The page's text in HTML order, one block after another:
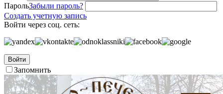
ПарольЗабыли пароль?
Создать учетную запись
Войти через соц. сеть:
Войти
Запомнить